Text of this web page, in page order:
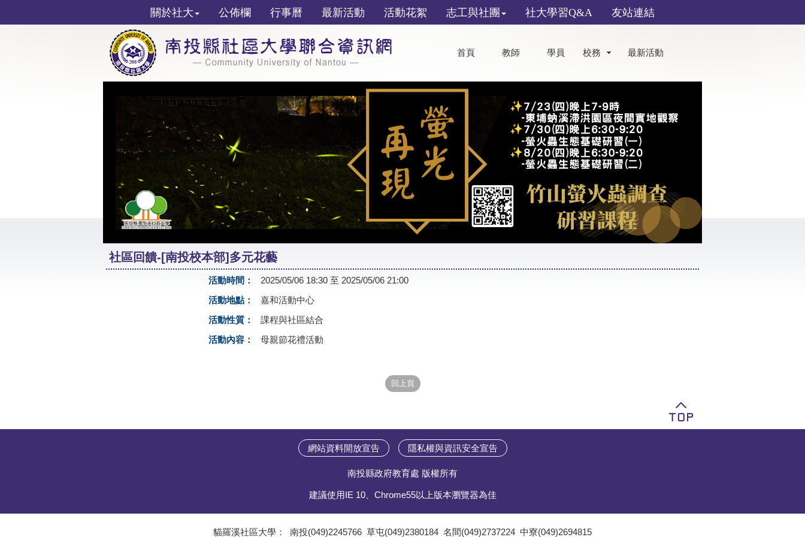
關於社大 公佈欄 行事曆 最新活動 活動花絮 志工與社團 社大學習Q&A 友站連結
首頁 教師 學員 校務 最新活動
社區回饋-[南投校本部]多元花藝
活動時間：
2025/05/06 18:30 至 2025/05/06 21:00
活動地點：
嘉和活動中心
活動性質：
課程與社區結合
活動內容：
母親節花禮活動
網站資料開放宣告 隱私權與資訊安全宣告
南投縣政府教育處 版權所有
建議使用IE 10、Chrome55以上版本瀏覽器為佳
貓羅溪社區大學： 南投(049)2245766 草屯(049)2380184 名間(049)2737224 中寮(049)2694815